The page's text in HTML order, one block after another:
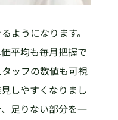
ようになります。
平均も毎月把握で
ッフの数値も可視
しやすくなりまし
足りない部分を一